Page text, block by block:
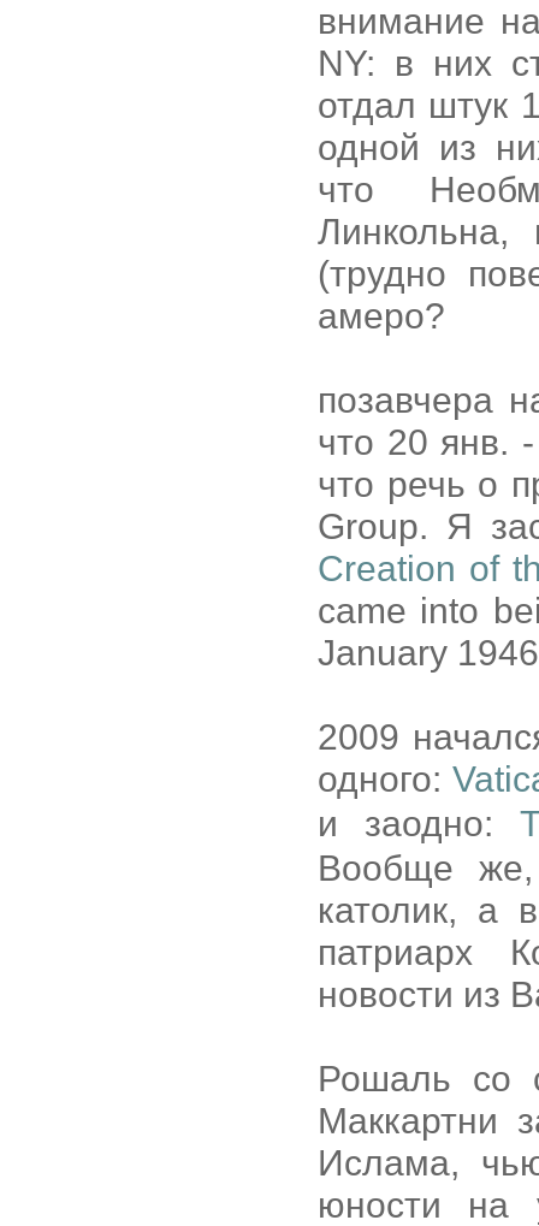
внимание
NY: в них
отдал штук
одной из
что
(трудно
амеро?
позавчера
что 20 янв.
что речь о
Group. Я
Creation of
came into
January
2009
одного:
и заодно:
Вообще
католик, а
патриарх
новости из
Рошаль со
Маккартни
Ислама,
юности на